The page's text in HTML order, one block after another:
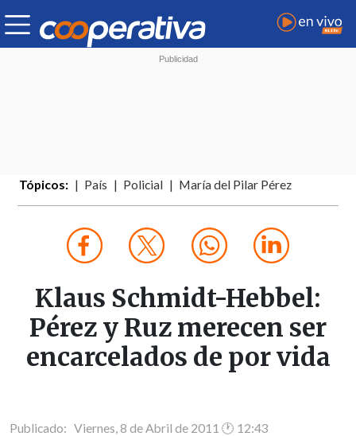
Tópicos: País Policial María del Pilar Pérez
Klaus Schmidt-Hebbel:
Pérez y Ruz merecen ser
encarcelados de por vida
Publicado: Viernes, 8 de Abril de 2011 🕐 12:43